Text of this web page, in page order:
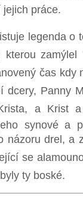
práce.
legenda o
čas
Panny
a Krist
synové a
názoru drel, a
se
ty boské.